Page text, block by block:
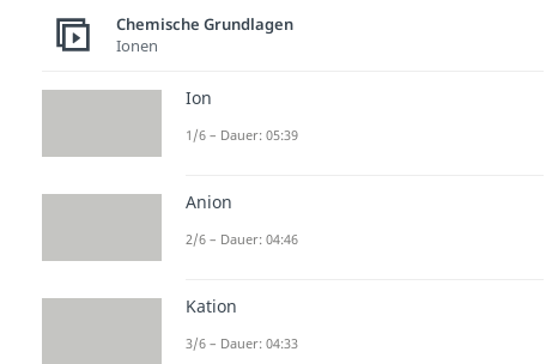
Chemische Grundlagen
Ionen
Ion
1/6 – Dauer: 05:39
Anion
2/6 – Dauer: 04:46
Kation
3/6 – Dauer: 04:33